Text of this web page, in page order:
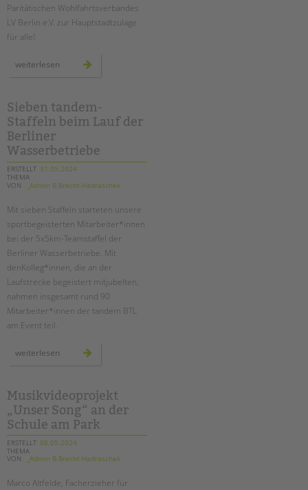
Paritätischen Wohlfahrtsverbandes
LV Berlin e.V. zur Hauptstadtzulage
für alle!
weiterlesen
positionspapier
alle
Sieben tandem-
Staffeln beim Lauf der
Berliner
Wasserbetriebe
ERSTELLT 31.05.2024
THEMA
VON
_Admin B.Brecht-Hadraschek
Mit sieben Staffeln starteten unsere
sportbegeisterten Mitarbeiter*innen
bei der 5x5km-Teamstaffel der
Berliner Wasserbetriebe. Mit
denKolleg*innen, die an der
Laufstrecke begeistert mitjubelten,
nahmen insgesamt rund 90
Mitarbeiter*innen der tandem BTL
am Event teil.
weiterlesen sieben
tandem-
der
berliner
wasserbetriebe
Musikvideoprojekt
„Unser Song“ an der
Schule am Park
ERSTELLT 08.05.2024
THEMA
VON
_Admin B.Brecht-Hadraschek
Marco Altfelde, Facherzieher für